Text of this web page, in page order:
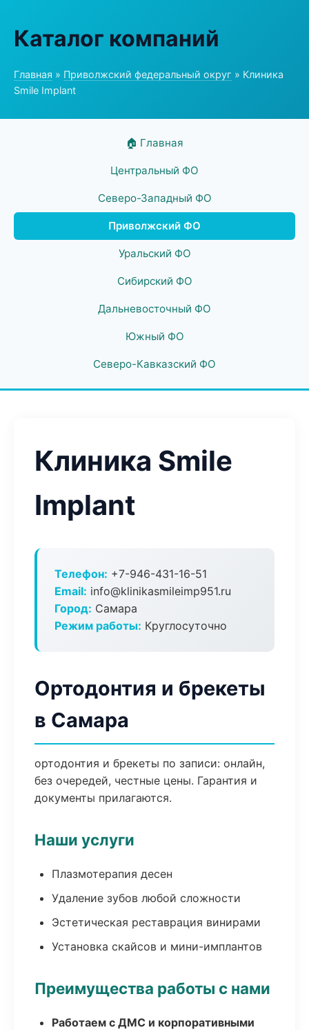
Каталог компаний
Главная » Приволжский федеральный округ » Клиника
Smile Implant
🏠 Главная
Центральный ФО
Северо-Западный ФО
Приволжский ФО
Уральский ФО
Сибирский ФО
Дальневосточный ФО
Южный ФО
Северо-Кавказский ФО
Клиника Smile
Implant
Телефон: +7-946-431-16-51
Email: info@klinikasmileimp951.ru
Город: Самара
Режим работы: Круглосуточно
Ортодонтия и брекеты
в Самара
ортодонтия и брекеты по записи: онлайн,
без очередей, честные цены. Гарантия и
документы прилагаются.
Наши услуги
Плазмотерапия десен
Удаление зубов любой сложности
Эстетическая реставрация винирами
Установка скайсов и мини-имплантов
Преимущества работы с нами
Работаем с ДМС и корпоративными